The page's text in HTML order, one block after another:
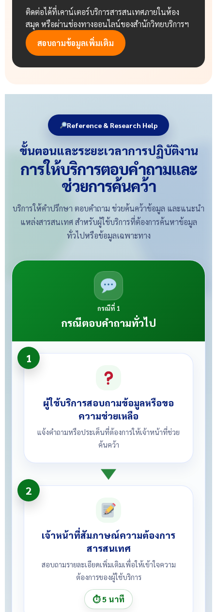
ติดต่อได้ที่เคาน์เตอร์บริการสารสนเทศภายในห้อง
สมุด หรือผ่านช่องทางออนไลน์ของสำนักวิทยบริการฯ
สอบถามข้อมูลเพิ่มเติม
Reference & Research Help
ขั้นตอนและระยะเวลาการปฏิบัติงาน
การให้บริการตอบคำถามและ
ช่วยการค้นคว้า
บริการให้คำปรึกษา ตอบคำถาม ช่วยค้นคว้าข้อมูล และแนะนำ
แหล่งสารสนเทศ สำหรับผู้ใช้บริการที่ต้องการค้นหาข้อมูล
ทั่วไปหรือข้อมูลเฉพาะทาง
กรณีที่ 1
กรณีตอบคำถามทั่วไป
1
ผู้ใช้บริการสอบถามข้อมูลหรือขอ
ความช่วยเหลือ
แจ้งคำถามหรือประเด็นที่ต้องการให้เจ้าหน้าที่ช่วย
ค้นคว้า
2
เจ้าหน้าที่สัมภาษณ์ความต้องการ
สารสนเทศ
สอบถามรายละเอียดเพิ่มเติมเพื่อให้เข้าใจความ
ต้องการของผู้ใช้บริการ
⏱ 5 นาที